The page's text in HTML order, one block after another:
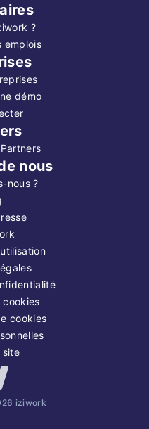
?
emplois
démo
nous
nous ?
cookies
cookies
site
iziwork